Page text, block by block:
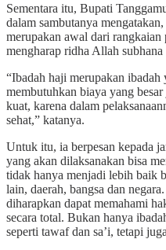
Sementara itu, Bupati
dalam sambutanya
merupakan awal dari
mengharap ridha Allah subhana
“Ibadah haji merupakan
membutuhkan biaya yang
kuat, karena dalam
sehat,” katanya.
Untuk itu, ia berpesan kepada
yang akan dilaksanakan bisa
tidak hanya menjadi lebih baik
lain, daerah, bangsa dan
diharapkan dapat memahami
secara total. Bukan hanya
seperti tawaf dan sa’i, tetapi